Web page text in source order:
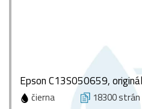
Epson C13S050659,
čierna 18300 strán